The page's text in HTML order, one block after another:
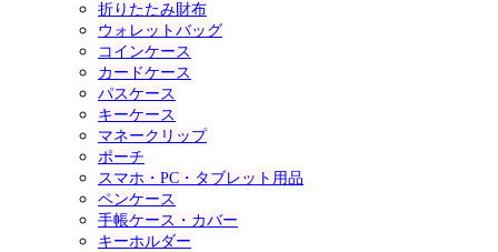
折りたたみ財布
ウォレットバッグ
コインケース
カードケース
パスケース
キーケース
マネークリップ
ポーチ
スマホ・PC・タブレット用品
ペンケース
手帳ケース・カバー
キーホルダー